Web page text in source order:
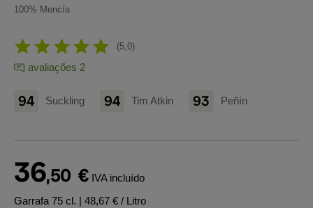
100% Mencía
5,0
avaliações 2
94 Suckling 94 Tim Atkin 93 Peñín
36,50 € IVA incluído
Garrafa 75 cl. | 48,67 € / Litro